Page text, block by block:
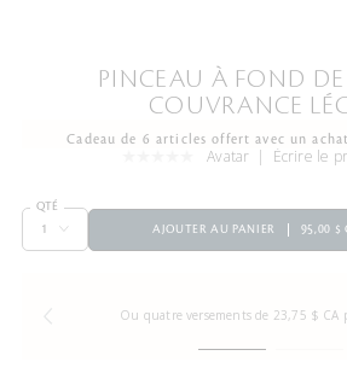
PINCEAU À FOND
COUVRANCE
Cadeau de 6 articles offert avec un
Avatar Écrire le
QTÉ
AJOUTER AU PANIER
95,00 $
Ou quatre versements de 23,75 $ CA